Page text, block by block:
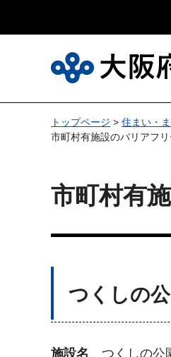
トップページ > 住まい・
市町村有施設のバリアフ
市町村有
つくしの
施設名 つくしの公